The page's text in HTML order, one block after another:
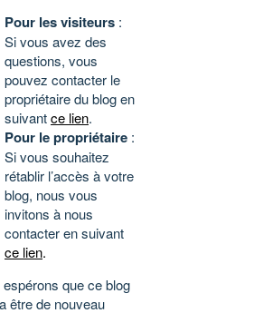
Pour les visiteurs :
Si vous avez des
questions, vous
pouvez contacter le
propriétaire du blog en
suivantce lien.
Pour le propriétaire :
Si vous souhaitez
rétablir l’accès à votre
blog, nous vous
invitons à nous
contacter en suivant
ce lien.
espérons que ce blog
être de nouveau